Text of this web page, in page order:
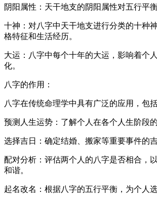
阴阳属性：天干地支的阴阳属性对五行平衡
十神：对八字中天干地支进行分类的十种
格特征和生活经历。
大运：八字中每个十年的大运，影响着个
化。
八字的作用：
八字在传统命理学中具有广泛的应用，包括
预测人生运势：了解个人在各个人生阶段的
选择吉日：确定结婚、搬家等重要事件的吉
配对分析：评估两个人的八字是否相合，
和谐。
起名改名：根据八字的五行平衡，为个人